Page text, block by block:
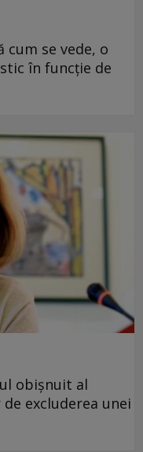
cum se vede, o
în funcţie de
obișnuit al
excluderea unei